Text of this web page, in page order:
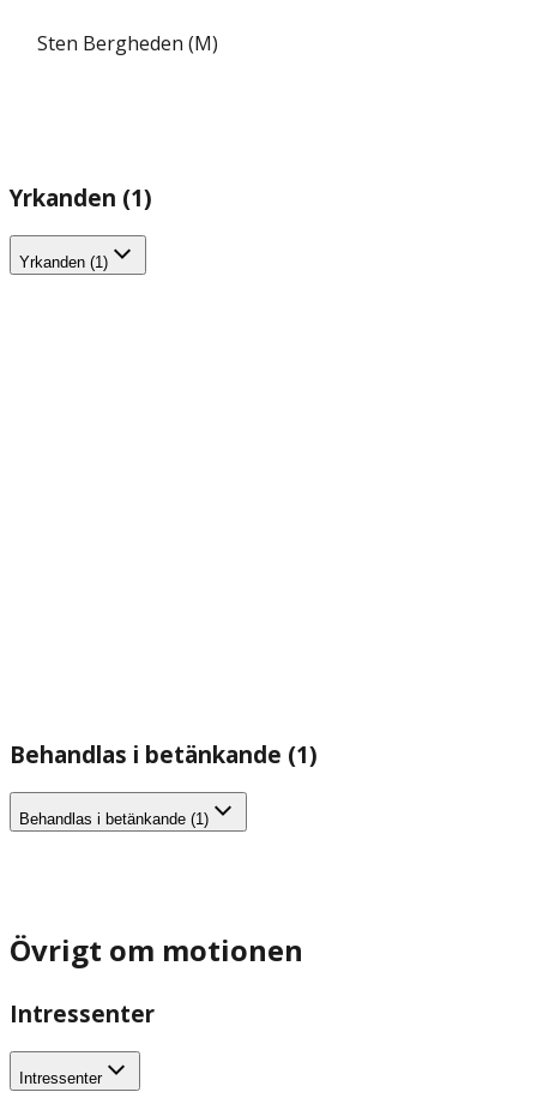
Sten Bergheden (M)
Yrkanden (1)
Yrkanden (1)
Behandlas i betänkande (1)
Behandlas i betänkande (1)
Övrigt om motionen
Intressenter
Intressenter